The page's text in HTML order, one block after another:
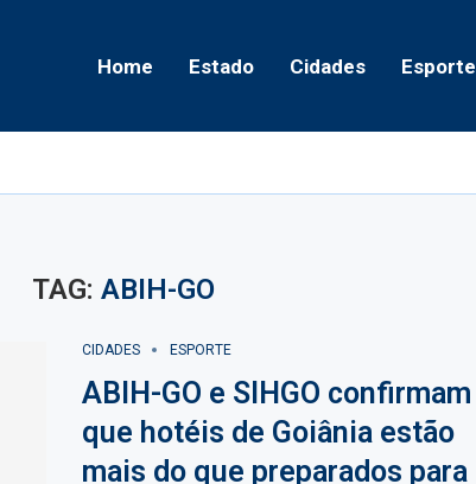
Home Estado Cidades Esporte
e Aponta Caminhos...
TAG: ABIH-GO
CIDADES ESPORTE
ABIH-GO e SIHGO confirmam
que hotéis de Goiânia estão
mais do que preparados para